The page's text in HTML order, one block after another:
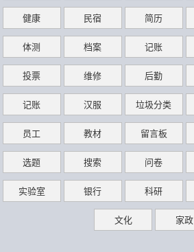
健康 民宿 简历
体测 档案 记账
投票 维修 后勤
记账 汉服 垃圾分类
员工 教材 留言板
选题 搜索 问卷
实验室 银行 科研
文化 家政